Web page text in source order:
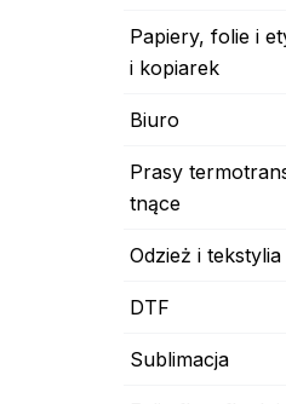
Papiery, folie i
i kopiarek
Biuro
Prasy
tnące
Odzież i tekstylia
DTF
Sublimacja